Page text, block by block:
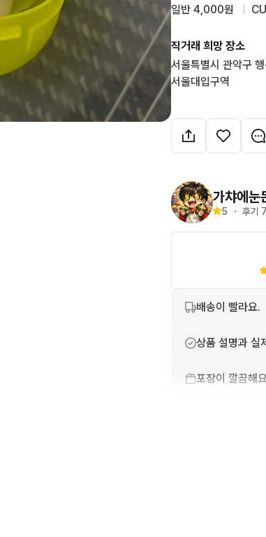
✅ 가챠·피규어 수
✅ 배송: 결제 후 대
✅ 배송 후 교환·환
✅ 가챠 특성상 도
일반 4,000원
직거래 희망 장소
서울특별시 관악구
서울대입구역
가챠에눈
5 ・ 후기
배송이 빨라요.
상품 설명과 실
포장이 깔끔해